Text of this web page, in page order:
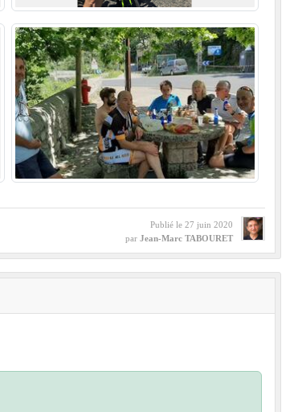
Publié le 27 juin 2020
par Jean-Marc TABOURET